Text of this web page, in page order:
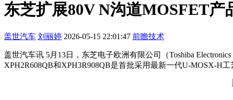
东芝扩展80V N沟道MOSFET产
盖世汽车 刘丽婷 2026-05-15 22:01:47 前瞻技术
盖世汽车讯 5月13日，东芝电子欧洲有限公司（Toshiba
XPH2R608QB和XPH3R908QB是首批采用最新一代U-MOSX-H